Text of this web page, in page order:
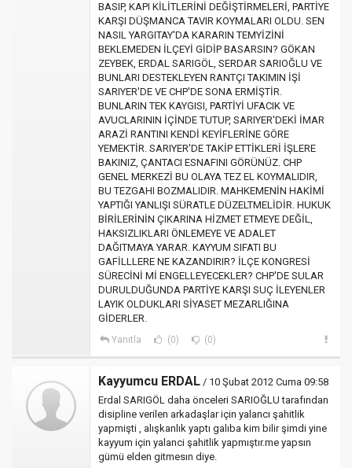
BASIP, KAPI KİLİTLERİNİ DEĞİŞTİRMELERİ, PARTİYE
KARŞI DÜŞMANCA TAVIR KOYMALARI OLDU. SEN
NASIL YARGITAY'DA KARARIN TEMYİZİNİ
BEKLEMEDEN İLÇEYİ GİDİP BASARSIN? GÖKAN
ZEYBEK, ERDAL SARIGÖL, SERDAR SARIOĞLU VE
BUNLARI DESTEKLEYEN RANTÇI TAKIMIN İŞİ
SARIYER'DE VE CHP'DE SONA ERMİŞTİR.
BUNLARIN TEK KAYGISI, PARTİYİ UFACIK VE
AVUCLARININ İÇİNDE TUTUP, SARIYER'DEKİ İMAR
ARAZİ RANTINI KENDİ KEYİFLERİNE GÖRE
YEMEKTİR. SARIYER'DE TAKİP ETTİKLERİ İŞLERE
BAKINIZ, ÇANTACI ESNAFINI GÖRÜNÜZ. CHP
GENEL MERKEZİ BU OLAYA TEZ EL KOYMALIDIR,
BU TEZGAHI BOZMALIDIR. MAHKEMENİN HAKİMİ
YAPTIĞI YANLIŞI SÜRATLE DÜZELTMELİDİR. HUKUK
BİRİLERİNİN ÇIKARINA HİZMET ETMEYE DEĞİL,
HAKSIZLIKLARI ÖNLEMEYE VE ADALET
DAĞITMAYA YARAR. KAYYUM SIFATI BU
GAFİLLLERE NE KAZANDIRIR? İLÇE KONGRESİ
SÜRECİNİ Mİ ENGELLEYECEKLER? CHP'DE SULAR
DURULDUĞUNDA PARTİYE KARŞI SUÇ İLEYENLER
LAYIK OLDUKLARI SİYASET MEZARLIĞINA
GİDERLER.
Yanıtla (0) (0)
Kayyumcu ERDAL / 10 Şubat 2012 Cuma 09:58
Erdal SARIGÖL daha önceleri SARIOĞLU tarafından
disipline verilen arkadaşlar için yalancı şahitlik
yapmişti , alışkanlık yaptı galıba kim bilir şimdi yine
kayyum için yalanci şahitlik yapmıştır.me yapsın
gümü elden gitmesın diye.